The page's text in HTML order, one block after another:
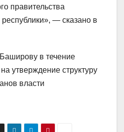
правительства
— сказано в
в течение
утверждение структуру
власти